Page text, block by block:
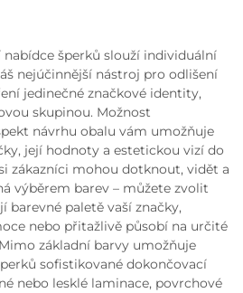
nabídce šperků slouží individuální
nejúčinnější nástroj pro odlišení
jedinečné značkové identity,
skupinou. Možnost
návrhu obalu vám umožňuje
její hodnoty a estetickou vizí do
zákazníci mohou dotknout, vidět a
výběrem barev – můžete zvolit
barevné paletě vaší značky,
nebo přitažlivě působí na určité
základní barvy umožňuje
sofistikované dokončovací
nebo lesklé laminace, povrchové